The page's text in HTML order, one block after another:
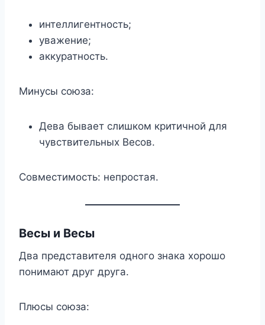
интеллигентность;
уважение;
аккуратность.
Минусы союза:
Дева бывает слишком критичной для
чувствительных Весов.
Совместимость: непростая.
Весы и Весы
Два представителя одного знака хорошо
понимают друг друга.
Плюсы союза: